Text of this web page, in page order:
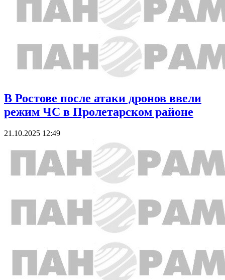
В Ростове после атаки дронов ввели
режим ЧС в Пролетарском районе
21.10.2025 12:49